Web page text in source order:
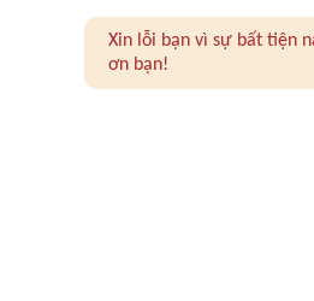
Xin lỗi bạn vì sự bất tiện
ơn bạn!